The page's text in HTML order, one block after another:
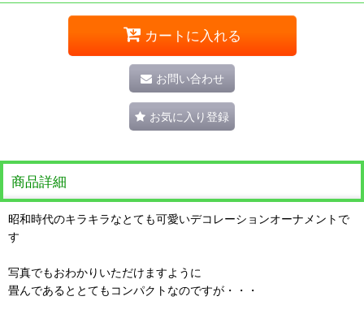
カートに入れる
お問い合わせ
お気に入り登録
商品詳細
昭和時代のキラキラなとても可愛いデコレーションオーナメントで
す
写真でもおわかりいただけますように
畳んであるととてもコンパクトなのですが・・・